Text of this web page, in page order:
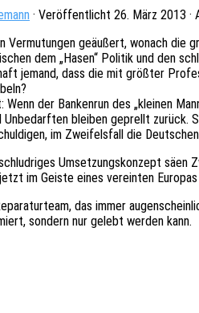
· Veröffentlicht 26. März 2013 ·
Vermu­tun­gen geäu­ßert, wonach die
dem „Hasen“ Poli­tik und den
jemand, dass die mit größ­ter
der Banken­run des „klei­nen
Unbe­darf­ten blei­ben geprellt
im Zwei­fels­fall die
Umset­zungs­kon­zept
im Geiste eines verein­ten
das immer
sondern nur gelebt werden kann.